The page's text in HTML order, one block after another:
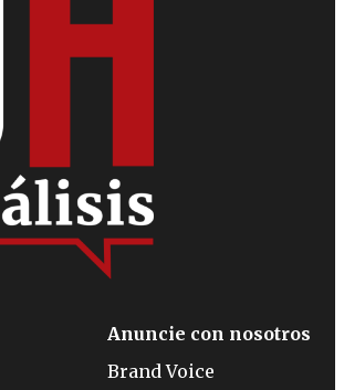
Anuncie con nosotros
Brand Voice